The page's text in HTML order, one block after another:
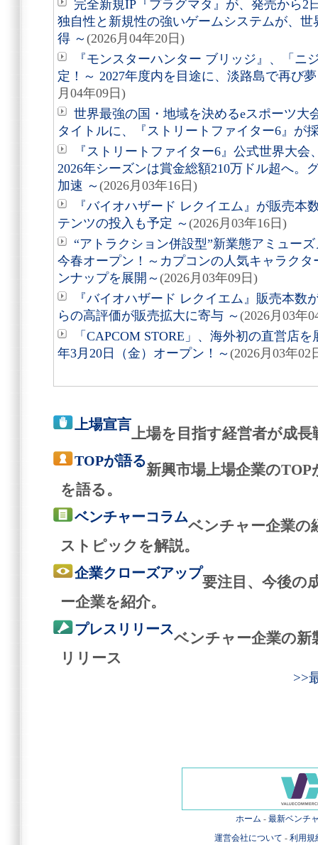
完全新規IP『プラグマタ』が、発売から2
独自性と新規性の強いゲームシステムが、
得 ～ (2026月04年20日)
『モンスターハンター ブリッジ』、「ニ
定！～ 2027年度内を目途に、淡路島で再び
月04年09日)
世界最強の国・地域を決めるeスポーツ大
タイトルに、『ストリートファイター6』が
『ストリートファイター6』公式世界大
2026年シーズンは賞金総額210万ドル超へ。
加速 ～ (2026月03年16日)
『バイオハザード レクイエム』が販売本
テンツの投入も予定 ～ (2026月03年16日)
“アトラクション併設型”新業態アミュー
今春オープン！～カプコンの人気キャラク
ンナップを展開～ (2026月03年09日)
『バイオハザード レクイエム』販売本数
らの高評価が販売拡大に寄与 ～ (2026月03年
「CAPCOM STORE」、海外初の直営店
年3月20日（金）オープン！～ (2026月03年02
上場宣言
上場を目指す経営者が成
TOPが語る
新興市場上場企業の
を語る。
ベンチャーコラム
ベンチャー企業の
ストピックを解説。
企業クローズアップ
要注目、今後の
ー企業を紹介。
プレスリリース
ベンチャー企業の新
リリース
>>
ホーム - 最新ベンチ
運営会社について - 利用規